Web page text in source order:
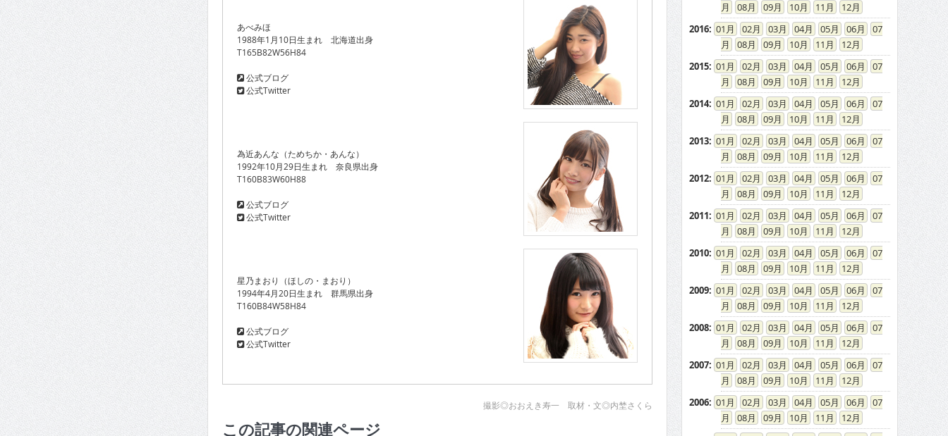
あべみほ
1988年1月10日生まれ 北海道出身
T165B82W56H84
公式ブログ
公式Twitter
為近あんな（ためちか・あんな）
1992年10月29日生まれ 奈良県出身
T160B83W60H88
公式ブログ
公式Twitter
星乃まおり（ほしの・まおり）
1994年4月20日生まれ 群馬県出身
T160B84W58H84
公式ブログ
公式Twitter
撮影◎おおえき寿一 取材・文◎内埜さくら
この記事の関連ページ
08
09 10 11
12
2016: 01 02 03 04 05 06
07
08
09 10 11
12
2015: 01 02 03 04 05 06
07
08
09 10 11
12
2014: 01 02 03 04 05 06
07
08
09 10 11
12
2013: 01 02 03 04 05 06
07
08
09 10 11
12
2012: 01 02 03 04 05 06
07
08
09 10 11
12
2011: 01 02 03 04 05 06
07
08
09 10 11
12
2010: 01 02 03 04 05 06
07
08
09 10 11
12
2009: 01 02 03 04 05 06
07
08
09 10 11
12
2008: 01 02 03 04 05 06
07
08
09 10 11
12
2007: 01 02 03 04 05 06
07
08
09 10 11
12
2006: 01 02 03 04 05 06
07
08
09 10 11
12